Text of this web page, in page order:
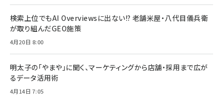
検索上位でもAI Overviewsに出ない!? 老舗米屋・八代目儀兵衛
が取り組んだGEO施策
4月20日 8:00
明太子の「やまや」に聞く、マーケティングから店舗・採用まで広が
るデータ活用術
4月14日 7:05